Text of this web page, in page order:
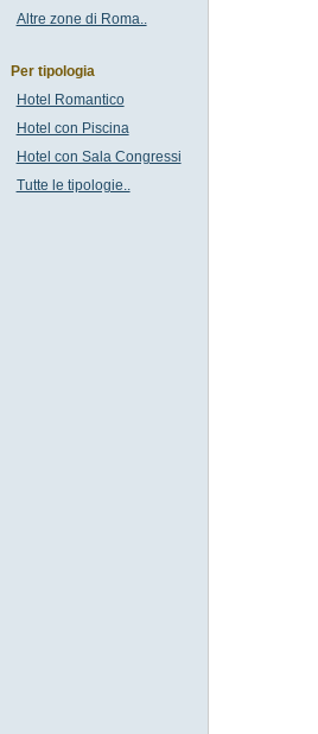
Altre zone di Roma..
Per tipologia
Hotel Romantico
Hotel con Piscina
Hotel con Sala Congressi
Tutte le tipologie..